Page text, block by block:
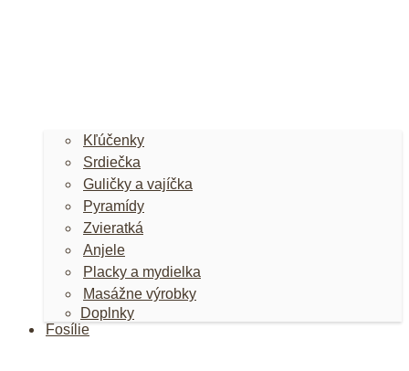
Kľúčenky
Srdiečka
Guličky a vajíčka
Pyramídy
Zvieratká
Anjele
Placky a mydielka
Masážne výrobky
Doplnky
Fosílie